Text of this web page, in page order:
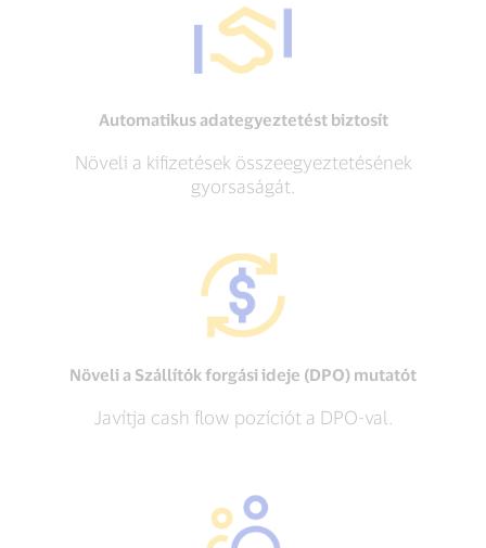
Automatikus adategyeztetést biztosít
Növeli a kifizetések összeegyeztetésének
gyorsaságát.
Növeli a Szállítók forgási ideje (DPO) mutatót
Javítja cash flow pozíciót a DPO-val.